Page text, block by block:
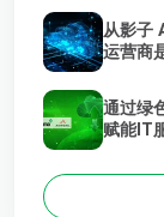
从影子
运营商
通过绿
赋能IT